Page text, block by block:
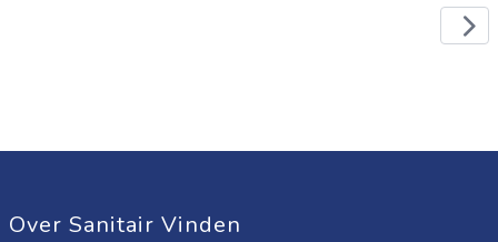
Over Sanitair Vinden